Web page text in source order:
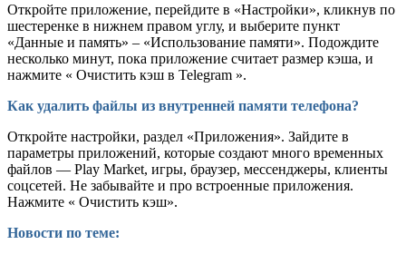
Откройте приложение, перейдите в «Настройки», кликнув по
шестеренке в нижнем правом углу, и выберите пункт
«Данные и память» – «Использование памяти». Подождите
несколько минут, пока приложение считает размер кэша, и
нажмите « Очистить кэш в Telegram ».
Как удалить файлы из внутренней памяти телефона?
Откройте настройки, раздел «Приложения». Зайдите в
параметры приложений, которые создают много временных
файлов — Play Market, игры, браузер, мессенджеры, клиенты
соцсетей. Не забывайте и про встроенные приложения.
Нажмите « Очистить кэш».
Новости по теме: